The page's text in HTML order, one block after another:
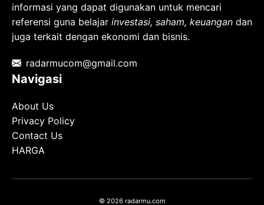
informasi yang dapat digunakan untuk mencari
referensi guna belajar investasi, saham, keuangan dan
juga terkait dengan ekonomi dan bisnis.
radarmucom@gmail.com
Navigasi
About Us
Privacy Policy
Contact Us
HARGA
© 2026 radarmu.com